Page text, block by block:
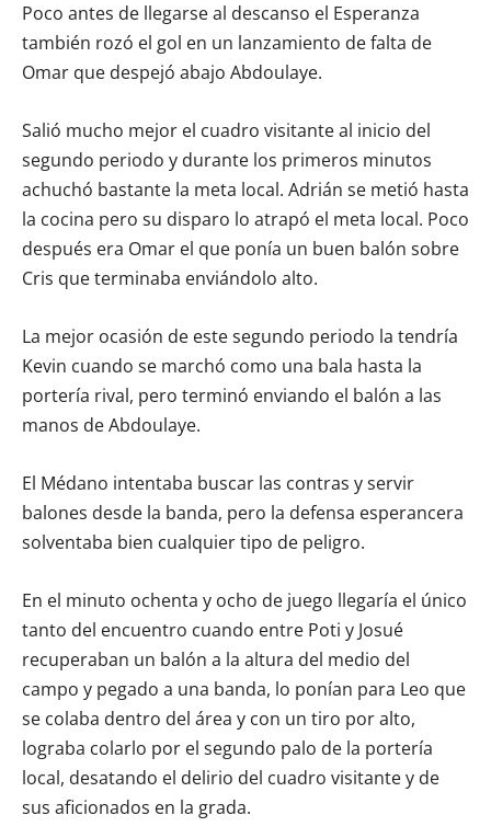
Poco antes de llegarse al descanso el Esperanza
también rozó el gol en un lanzamiento de falta de
Omar que despejó abajo Abdoulaye.
Salió mucho mejor el cuadro visitante al inicio del
segundo periodo y durante los primeros minutos
achuchó bastante la meta local. Adrián se metió hasta
la cocina pero su disparo lo atrapó el meta local. Poco
después era Omar el que ponía un buen balón sobre
Cris que terminaba enviándolo alto.
La mejor ocasión de este segundo periodo la tendría
Kevin cuando se marchó como una bala hasta la
portería rival, pero terminó enviando el balón a las
manos de Abdoulaye.
El Médano intentaba buscar las contras y servir
balones desde la banda, pero la defensa esperancera
solventaba bien cualquier tipo de peligro.
En el minuto ochenta y ocho de juego llegaría el único
tanto del encuentro cuando entre Poti y Josué
recuperaban un balón a la altura del medio del
campo y pegado a una banda, lo ponían para Leo que
se colaba dentro del área y con un tiro por alto,
lograba colarlo por el segundo palo de la portería
local, desatando el delirio del cuadro visitante y de
sus aficionados en la grada.